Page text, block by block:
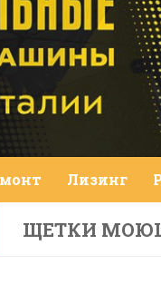
Лизинг
ЩЕТКИ